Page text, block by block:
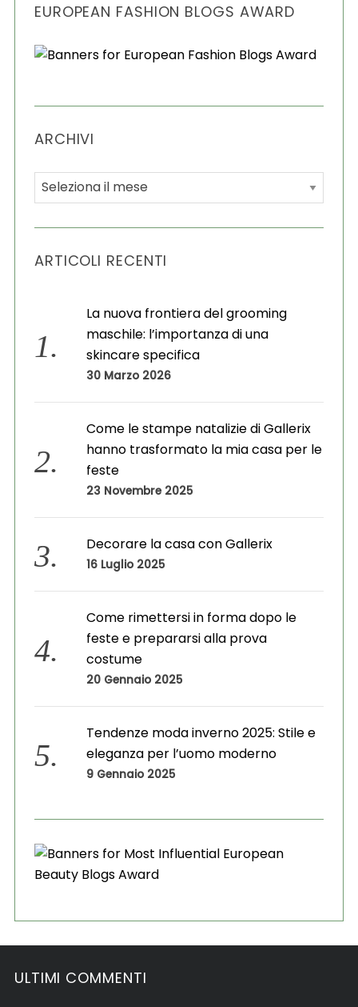
EUROPEAN FASHION BLOGS AWARD
ARCHIVI
A
r
iARTICOLI RECENTI
La nuova frontiera del grooming
maschile: l’importanza di una
skincare specifica
30 Marzo 2026
Come le stampe natalizie di Gallerix
hanno trasformato la mia casa per le
feste
23 Novembre 2025
Decorare la casa con Gallerix
16 Luglio 2025
Come rimettersi in forma dopo le
feste e prepararsi alla prova
costume
20 Gennaio 2025
Tendenze moda inverno 2025: Stile e
eleganza per l’uomo moderno
9 Gennaio 2025
ULTIMI COMMENTI